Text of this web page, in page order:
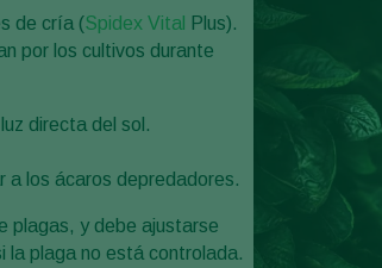
de cría (Spidex Vital Plus).
por los cultivos durante
directa del sol.
a los ácaros depredadores.
plagas, y debe ajustarse
la plaga no está controlada.